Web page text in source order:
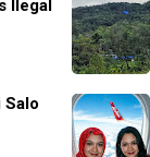
Ilegal
Salo